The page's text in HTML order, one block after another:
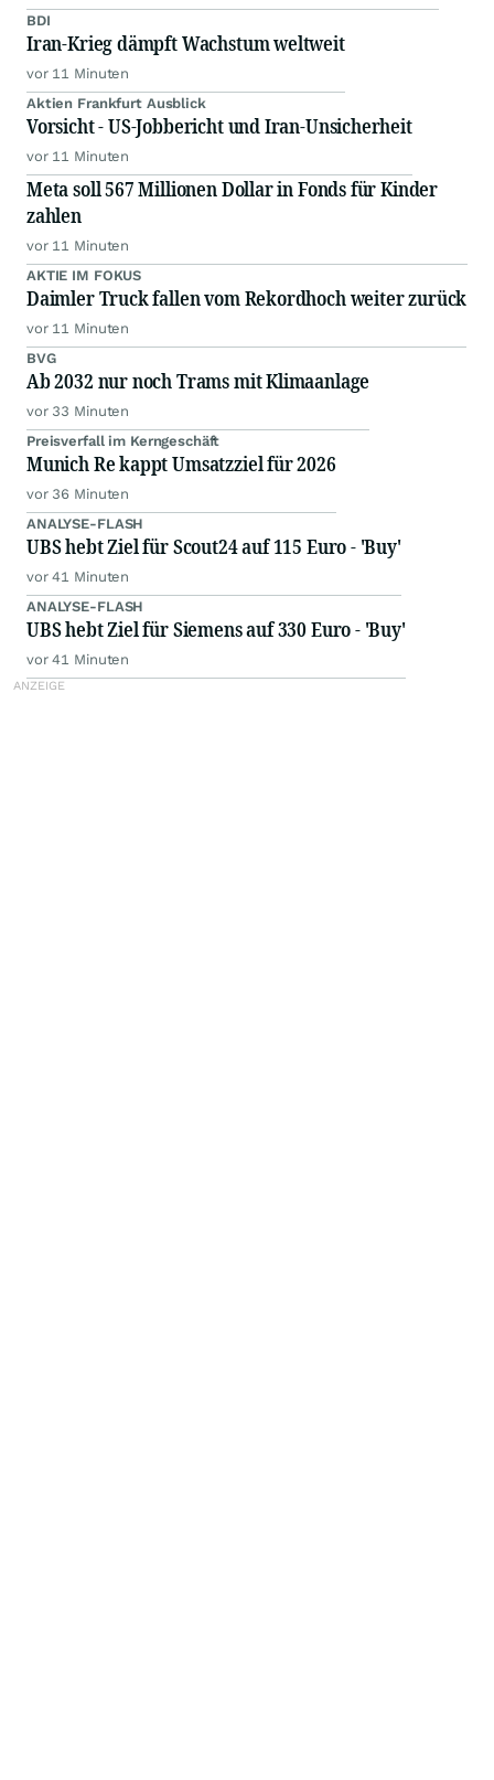
BDI
Iran-Krieg dämpft Wachstum weltweit
vor 11 Minuten
Aktien Frankfurt Ausblick
Vorsicht - US-Jobbericht und Iran-Unsicherheit
vor 11 Minuten
Meta soll 567 Millionen Dollar in Fonds für Kinder
zahlen
vor 11 Minuten
AKTIE IM FOKUS
Daimler Truck fallen vom Rekordhoch weiter zurück
vor 11 Minuten
BVG
Ab 2032 nur noch Trams mit Klimaanlage
vor 33 Minuten
Preisverfall im Kerngeschäft
Munich Re kappt Umsatzziel für 2026
vor 36 Minuten
ANALYSE-FLASH
UBS hebt Ziel für Scout24 auf 115 Euro - 'Buy'
vor 41 Minuten
ANALYSE-FLASH
UBS hebt Ziel für Siemens auf 330 Euro - 'Buy'
vor 41 Minuten